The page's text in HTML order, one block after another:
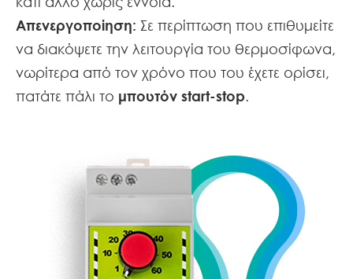
Απενεργοποίηση: Σε περίπτωση που επιθυμείτε
να διακόψετε την λειτουργία του θερμοσίφωνα,
νωρίτερα από τον χρόνο που του έχετε ορίσει,
πατάτε πάλι το μπουτόν start-stop.